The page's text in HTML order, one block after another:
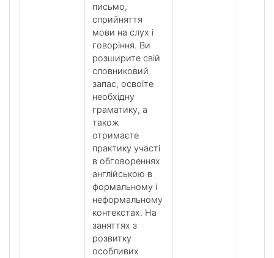
письмо,
сприйняття
мови на слух і
говоріння. Ви
розширите свій
словниковий
запас, освоїте
необхідну
граматику, а
також
отримаєте
практику участі
в обговореннях
англійською в
формальному і
неформальному
контекстах. На
заняттях з
розвитку
особливих